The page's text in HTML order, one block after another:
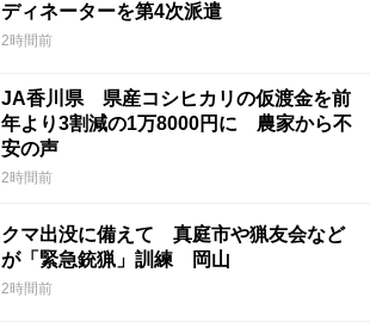
ディネーターを第4次派遣
2時間前
JA香川県 県産コシヒカリの仮渡金を前
年より3割減の1万8000円に 農家から不
安の声
2時間前
クマ出没に備えて 真庭市や猟友会など
が「緊急銃猟」訓練 岡山
2時間前